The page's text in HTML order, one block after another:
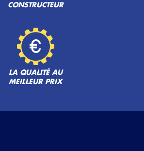
CONSTRUCTEUR
LA QUALITÉ AU
MEILLEUR PRIX